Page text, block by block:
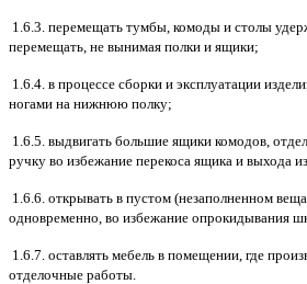
1.6.3. перемещать тумбы, комоды и столы
перемещать, не вынимая полки и ящики;
1.6.4. в процессе сборки и эксплуатации
ногами на нижнюю полку;
1.6.5. выдвигать большие ящики комодов,
ручку во избежание перекоса ящика и выхода
1.6.6. открывать в пустом (незаполненном
одновременно, во избежание опрокидывания
1.6.7. оставлять мебель в помещении, где
отделочные работы.